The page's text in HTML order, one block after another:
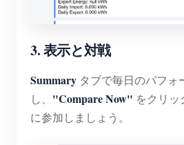
3. 表示と対戦
Summary タブで毎日のパフォ
し、 "Compare Now" をクリ
に参加しましょう。